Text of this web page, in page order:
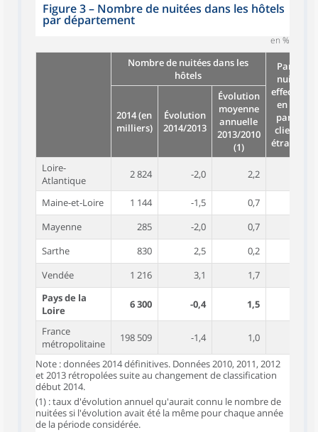
Figure 3– Nombre de nuitées dans les hôtels
par département
en %
Nombre de nuitées dans les
hôtels
Part de
nuitées
effectuées
en 2014
par une
clientèle
étrangère
2014 (en
milliers)
Évolution
2014/2013
Évolution
moyenne
annuelle
2013/2010
(1)
Loire-
Atlantique
2 824 -2,0 2,2
Maine-et-Loire 1 144 -1,5 0,7
Mayenne
285 -2,0 0,7
Sarthe
830 2,5 0,2
Vendée
1 216 3,1 1,7
Pays de la
Loire
6 300 -0,4 1,5
France
métropolitaine
198 509 -1,4 1,0
Note : données 2014 définitives. Données 2010, 2011, 2012
et 2013 rétropolées suite au changement de classification
début 2014.
(1) : taux d'évolution annuel qu'aurait connu le nombre de
nuitées si l'évolution avait été la même pour chaque année
de la période considérée.